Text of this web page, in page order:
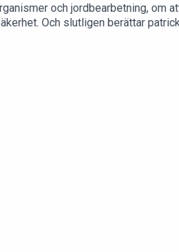
och jordbearbetning, om
Och slutligen berättar patrick